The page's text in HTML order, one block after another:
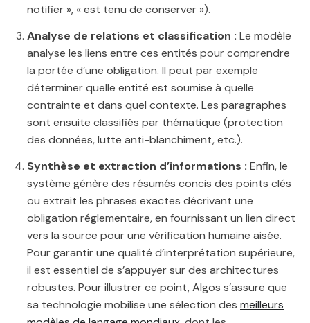
notifier », « est tenu de conserver »).
Analyse de relations et classification : Le modèle
analyse les liens entre ces entités pour comprendre
la portée d’une obligation. Il peut par exemple
déterminer quelle entité est soumise à quelle
contrainte et dans quel contexte. Les paragraphes
sont ensuite classifiés par thématique (protection
des données, lutte anti-blanchiment, etc.).
Synthèse et extraction d’informations : Enfin, le
système génère des résumés concis des points clés
ou extrait les phrases exactes décrivant une
obligation réglementaire, en fournissant un lien direct
vers la source pour une vérification humaine aisée.
Pour garantir une qualité d’interprétation supérieure,
il est essentiel de s’appuyer sur des architectures
robustes. Pour illustrer ce point, Algos s’assure que
sa technologie mobilise une sélection des meilleurs